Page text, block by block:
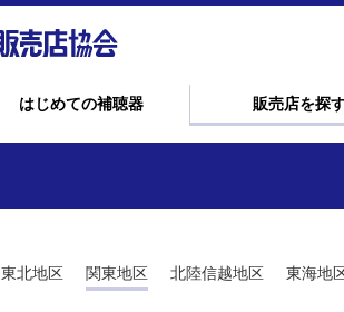
はじめての補聴器 販売店を探
東北地区 関東地区 北陸信越地区 東海地